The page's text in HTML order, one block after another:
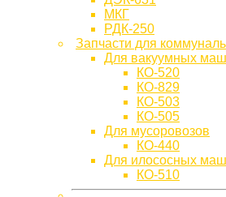
МКГ
РДК-250
Запчасти для
Для вакуумных
КО-520
КО-829
КО-503
КО-505
Для мусоровозов
КО-440
Для илососных
КО-510